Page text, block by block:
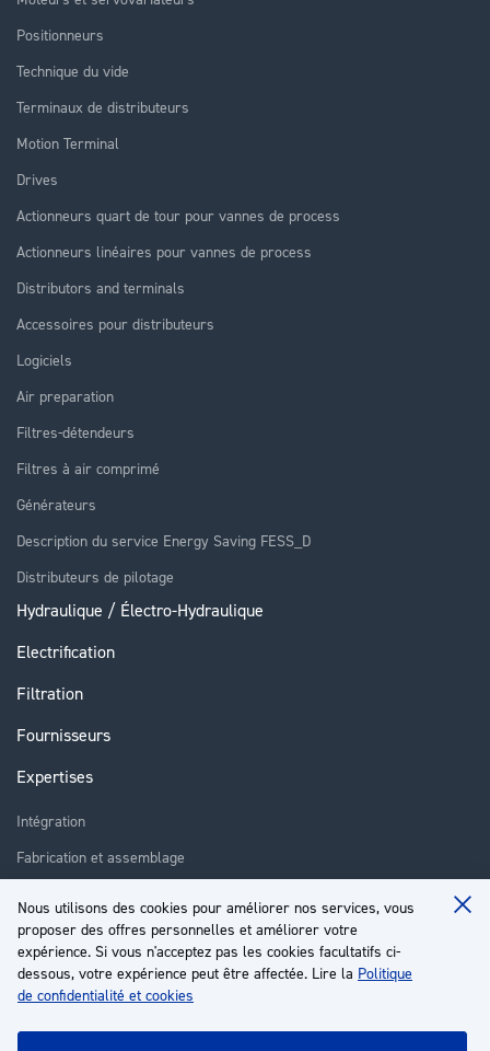
Nous utilisons des cookies pour améliorer nos services, vous
proposer des offres personnelles et améliorer votre
expérience. Si vous n'acceptez pas les cookies facultatifs ci-
dessous, votre expérience peut être affectée. Lire la Politique
de confidentialité et cookies
Positionneurs
Technique du vide
Terminaux de distributeurs
Motion Terminal
Drives
Actionneurs quart de tour pour vannes de process
Actionneurs linéaires pour vannes de process
Distributors and terminals
Accessoires pour distributeurs
Logiciels
Air preparation
Filtres-détendeurs
Filtres à air comprimé
Générateurs
Description du service Energy Saving FESS_D
Distributeurs de pilotage
Hydraulique / Électro-Hydraulique
Electrification
Filtration
Fournisseurs
Expertises
Intégration
Fabrication et assemblage
Réparation
Formation
À propos
Service client